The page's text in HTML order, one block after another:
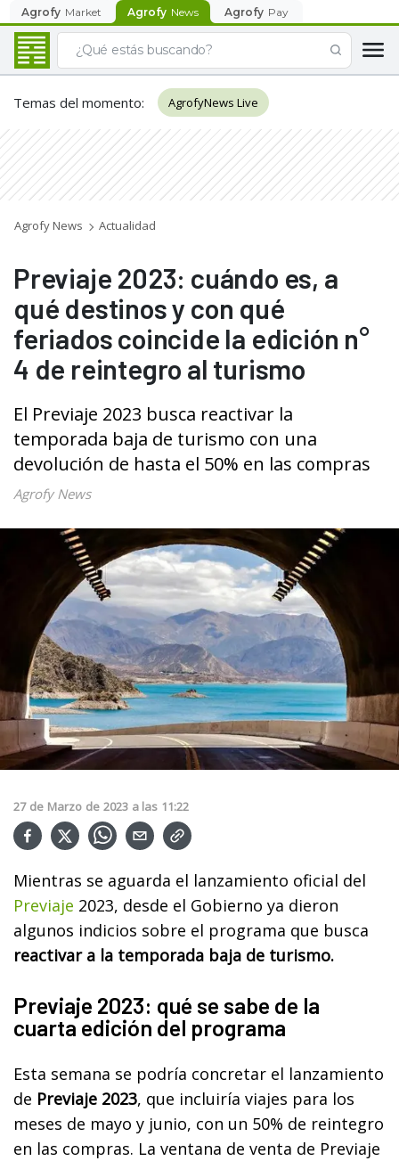
Agrofy Market Agrofy News Agrofy Pay
Temas del momento: AgrofyNews Live
Agrofy News Actualidad
Previaje 2023: cuándo es, a
qué destinos y con qué
feriados coincide la edición n°
4 de reintegro al turismo
El Previaje 2023 busca reactivar la
temporada baja de turismo con una
devolución de hasta el 50% en las compras
Agrofy News
27 de Marzo de 2023 a las 11:22
Mientras se aguarda el lanzamiento oficial del
Previaje 2023, desde el Gobierno ya dieron
algunos indicios sobre el programa que busca
reactivar a la temporada baja de turismo.
Previaje 2023: qué se sabe de la
cuarta edición del programa
Esta semana se podría concretar el lanzamiento
de Previaje 2023, que incluiría viajes para los
meses de mayo y junio, con un 50% de reintegro
en las compras. La ventana de venta de Previaje